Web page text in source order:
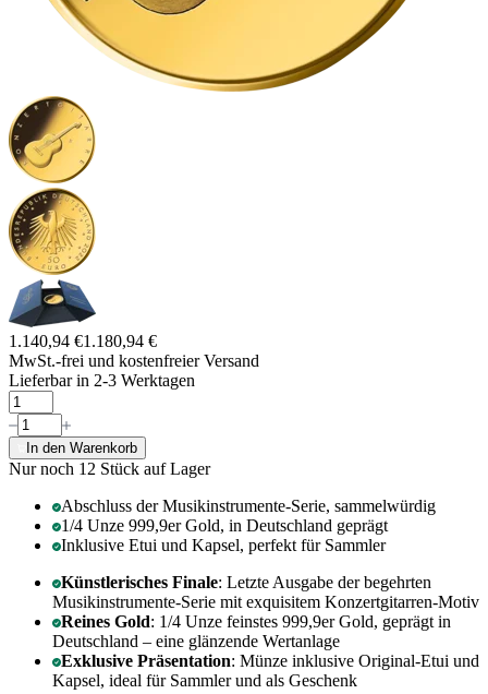
1.140,94 €1.180,94 €
MwSt.-frei und kostenfreier Versand
Lieferbar in 2-3 Werktagen
In den Warenkorb
Nur noch 12 Stück auf Lager
Abschluss der Musikinstrumente-Serie, sammelwürdig
1/4 Unze 999,9er Gold, in Deutschland geprägt
Inklusive Etui und Kapsel, perfekt für Sammler
Künstlerisches Finale: Letzte Ausgabe der begehrten
Musikinstrumente-Serie mit exquisitem Konzertgitarren-Motiv
Reines Gold: 1/4 Unze feinstes 999,9er Gold, geprägt in
Deutschland – eine glänzende Wertanlage
Exklusive Präsentation: Münze inklusive Original-Etui und
Kapsel, ideal für Sammler und als Geschenk